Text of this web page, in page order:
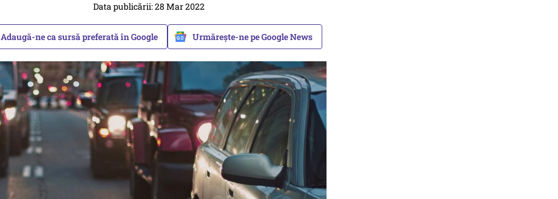
Data publicării: 28 Mar 2022
Adaugă-ne ca sursă preferată în Google Urmărește-ne pe Google News